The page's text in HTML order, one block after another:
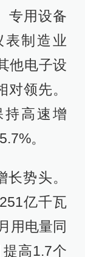
专用设备
表制造业
他电子设
领先。
高速增
。
势头。
亿千瓦
用电量同
高1.7个